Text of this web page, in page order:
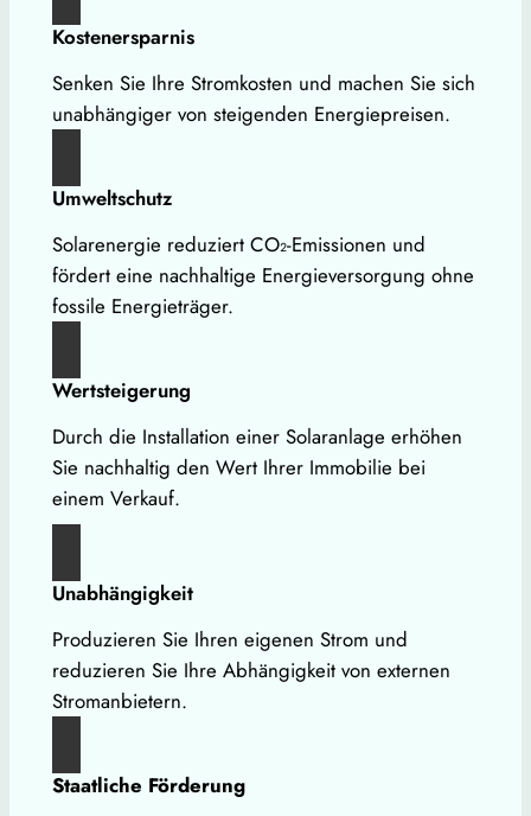
Kostenersparnis
Senken Sie Ihre Stromkosten und machen Sie sich
unabhängiger von steigenden Energiepreisen.
Umweltschutz
Solarenergie reduziert CO₂-Emissionen und
fördert eine nachhaltige Energieversorgung ohne
fossile Energieträger.
Wertsteigerung
Durch die Installation einer Solaranlage erhöhen
Sie nachhaltig den Wert Ihrer Immobilie bei
einem Verkauf.
Unabhängigkeit
Produzieren Sie Ihren eigenen Strom und
reduzieren Sie Ihre Abhängigkeit von externen
Stromanbietern.
Staatliche Förderung